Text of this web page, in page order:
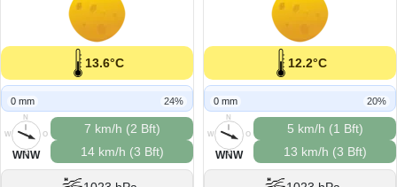
13.6°C
0 mm 24%
N
O
S
W
WNW
7 km/h (2 Bft)
14 km/h (3 Bft)
12.2°C
0 mm 20%
N
O
S
W
WNW
5 km/h (1 Bft)
13 km/h (3 Bft)